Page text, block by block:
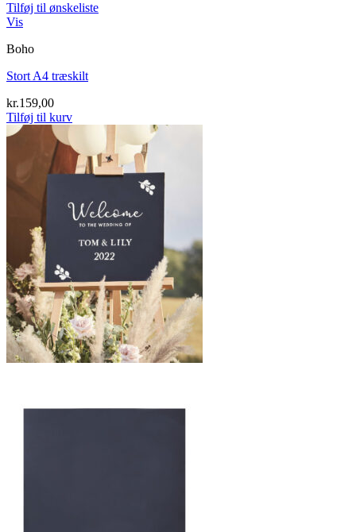
Tilføj til ønskeliste
Vis
Boho
Stort A4 træskilt
kr.159,00
Tilføj til kurv